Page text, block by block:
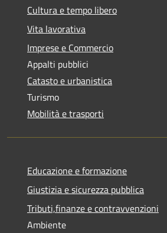
Cultura e tempo libero
Vita lavorativa
Imprese e Commercio
Appalti pubblici
Catasto e urbanistica
Turismo
Mobilità e trasporti
Educazione e formazione
Giustizia e sicurezza pubblica
Tributi,finanze e contravvenzioni
Ambiente